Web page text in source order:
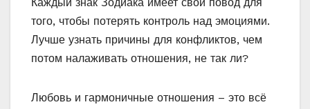
того, чтобы потерять контроль над эмоциями.
Лучше узнать причины для конфликтов, чем
потом налаживать отношения, не так ли?
Любовь и гармоничные отношения – это всё